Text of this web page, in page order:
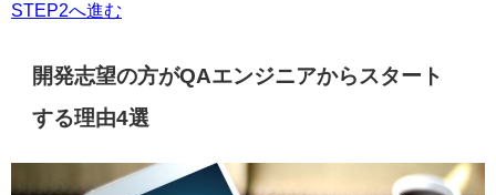
STEP2へ進む
開発志望の方がQAエンジニアからスタート
する理由4選